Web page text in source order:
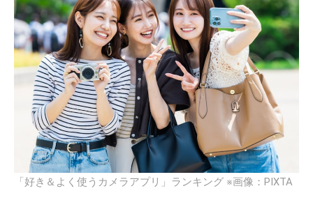
「好き＆よく使うカメラアプリ」ランキング ※画像：PIXTA